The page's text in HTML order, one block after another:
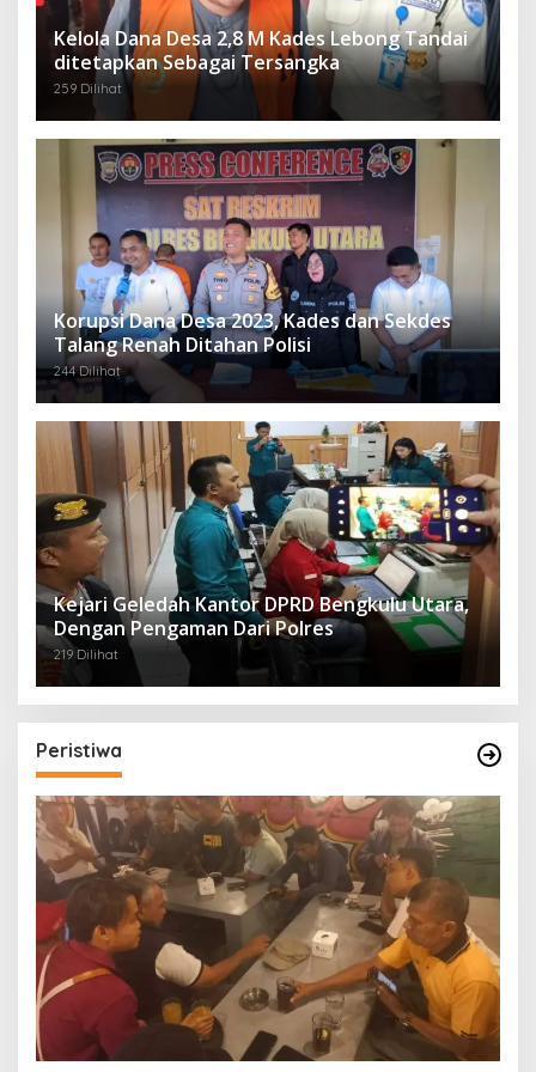
Kelola Dana Desa 2,8 M Kades Lebong Tandai
ditetapkan Sebagai Tersangka
259 Dilihat
Korupsi Dana Desa 2023, Kades dan Sekdes
Talang Renah Ditahan Polisi
244 Dilihat
Kejari Geledah Kantor DPRD Bengkulu Utara,
Dengan Pengaman Dari Polres
219 Dilihat
Peristiwa